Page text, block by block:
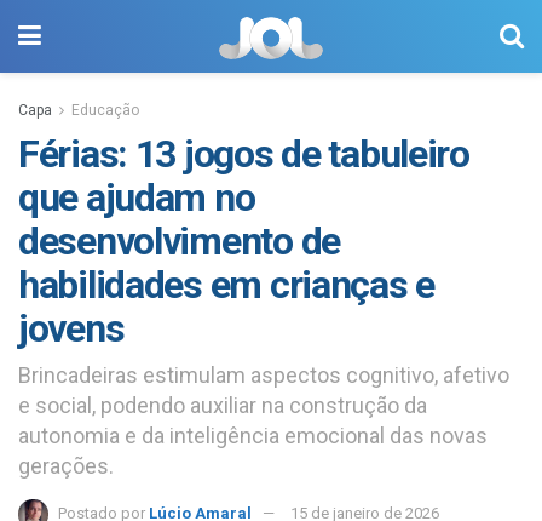
Capa Educação
Férias: 13 jogos de tabuleiro
que ajudam no
desenvolvimento de
habilidades em crianças e
jovens
Brincadeiras estimulam aspectos cognitivo, afetivo
e social, podendo auxiliar na construção da
autonomia e da inteligência emocional das novas
gerações.
Postado por Lúcio Amaral 15 de janeiro de 2026